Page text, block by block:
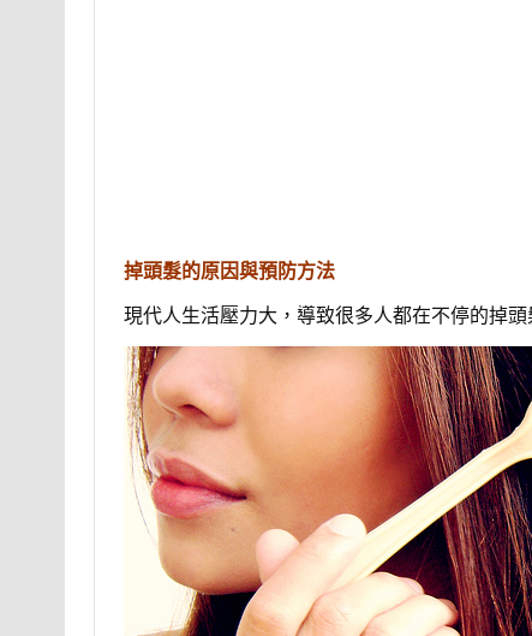
掉頭髮的原因與預防方法
現代人生活壓力大，導致很多人都在不停的掉